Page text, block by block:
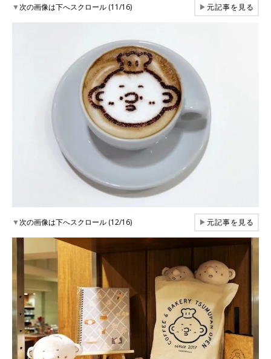
▼次の画像は下へスクロール (11/16) ▶元記事を見る
▼次の画像は下へスクロール (12/16) ▶元記事を見る